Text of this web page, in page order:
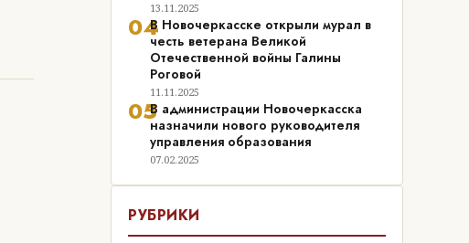
13.11.2025
04В Новочеркасске открыли мурал в
честь ветерана Великой
Отечественной войны Галины
Роговой
11.11.2025
05В администрации Новочеркасска
назначили нового руководителя
управления образования
07.02.2025
РУБРИКИ